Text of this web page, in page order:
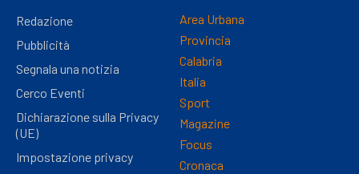
Redazione
Pubblicità
Segnala una notizia
Cerco Eventi
Dichiarazione sulla Privacy
(UE)
Impostazione privacy
Area Urbana
Provincia
Calabria
Italia
Sport
Magazine
Focus
Cronaca